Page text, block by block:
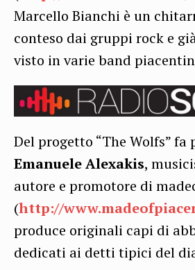
Marcello Bianchi è un
conteso dai gruppi rock e
visto in varie band
Del progetto “The Wolfs” fa
Emanuele Alexakis,
autore e promotore di
(http://
produce originali capi di
dedicati ai detti tipici del